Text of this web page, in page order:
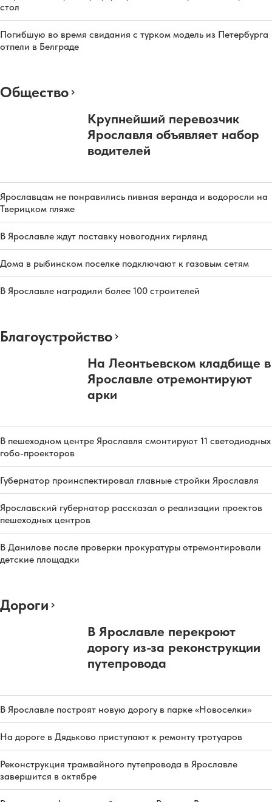
стол
Погибшую во время свидания с турком модель из Петербурга
отпели в Белграде
Общество
Крупнейший перевозчик
Ярославля объявляет набор
водителей
Ярославцам не понравились пивная веранда и водоросли на
Тверицком пляже
В Ярославле ждут поставку новогодних гирлянд
Дома в рыбинском поселке подключают к газовым сетям
В Ярославле наградили более 100 строителей
Благоустройство
На Леонтьевском кладбище в
Ярославле отремонтируют
арки
В пешеходном центре Ярославля смонтируют 11 светодиодных
гобо-проекторов
Губернатор проинспектировал главные стройки Ярославля
Ярославский губернатор рассказал о реализации проектов
пешеходных центров
В Данилове после проверки прокуратуры отремонтировали
детские площадки
Дороги
В Ярославле перекроют
дорогу из-за реконструкции
путепровода
В Ярославле построят новую дорогу в парке «Новоселки»
На дороге в Дядьково приступают к ремонту тротуаров
Реконструкция трамвайного путепровода в Ярославле
завершится в октябре